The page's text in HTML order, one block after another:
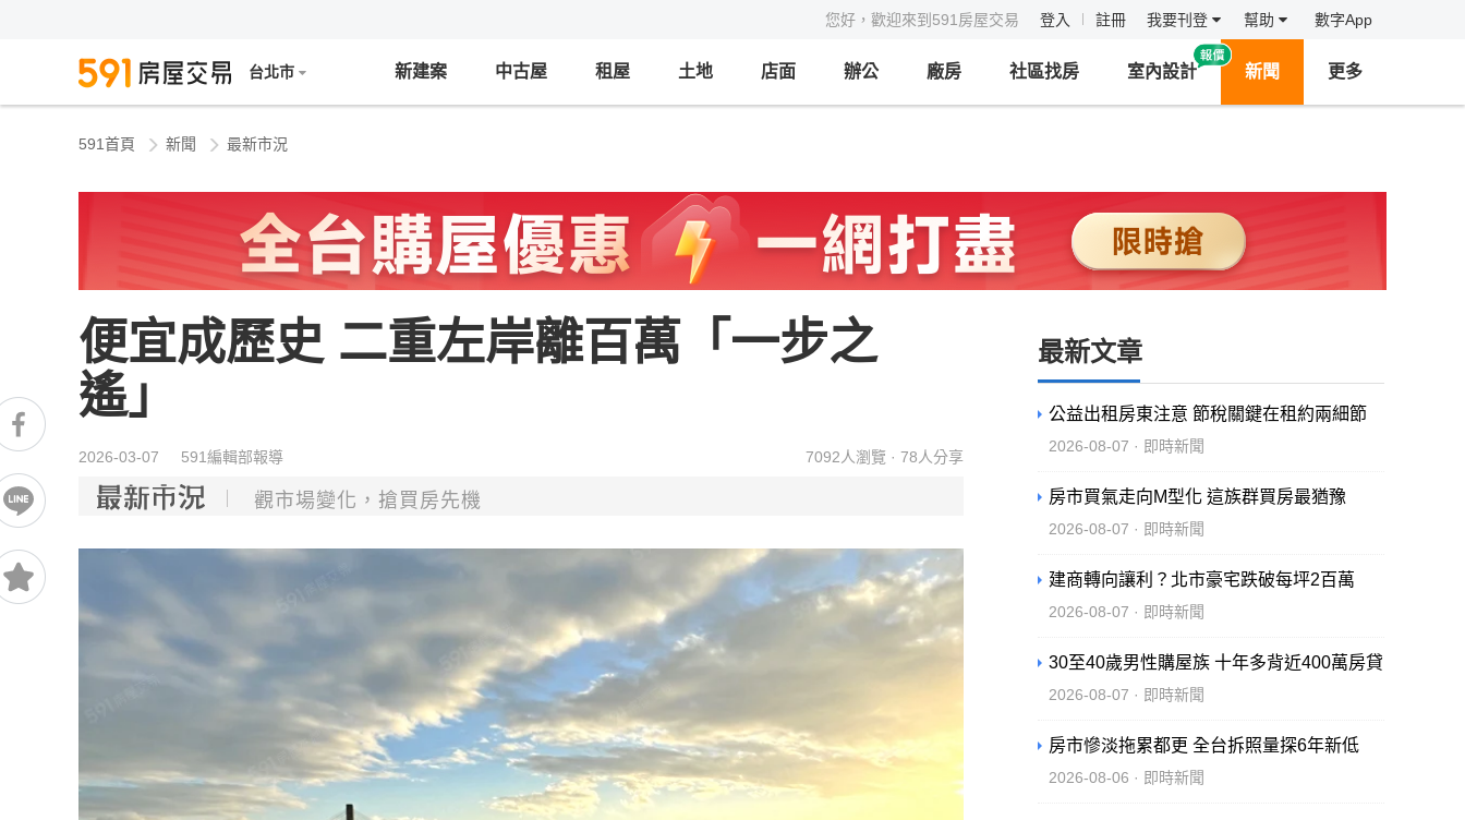
您好，歡迎來到591房屋交易 登入 註冊 我要刊登 幫助 數字App
台北市 新建案 中古屋 租屋 土地 店面 辦公 廠房 社區找房 室內設計 新聞 更多
591首頁 新聞 最新市況
便宜成歷史 二重左岸離百萬「一步之
遙」
2026-03-07 591編輯部報導 7092人瀏覽 · 78人分享
觀市場變化，搶買房先機
最新文章
公益出租房東注意 節稅關鍵在租約兩細節
2026-08-07 · 即時新聞
房市買氣走向M型化 這族群買房最猶豫
2026-08-07 · 即時新聞
建商轉向讓利？北市豪宅跌破每坪2百萬
2026-08-07 · 即時新聞
30至40歲男性購屋族 十年多背近400萬房貸
2026-08-07 · 即時新聞
房市慘淡拖累都更 全台拆照量探6年新低
2026-08-06 · 即時新聞